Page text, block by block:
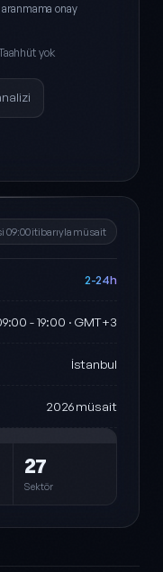
onay
yok
09:00 itibarıyla müsait
2-24h
- 19:00 · GMT+3
İstanbul
2026 müsait
27
Sektör